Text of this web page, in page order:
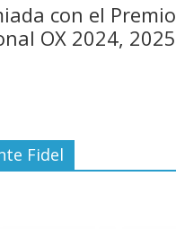
con el Premio
OX 2024, 2025
Fidel